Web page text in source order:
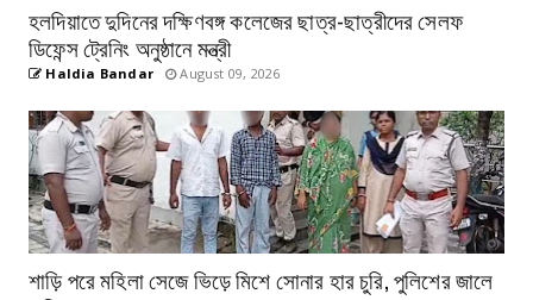
হলদিয়াতে দুদিনের দক্ষিণবঙ্গ কলেজের ছাত্র-ছাত্রীদের সেলফ
ডিফেন্স ট্রেনিং অনুষ্ঠানে মন্ত্রী
Haldia Bandar August 09, 2026
শাড়ি পরে মহিলা সেজে ভিড়ে মিশে সোনার হার চুরি, পুলিশের জালে